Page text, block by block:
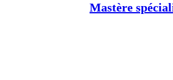
Mastère